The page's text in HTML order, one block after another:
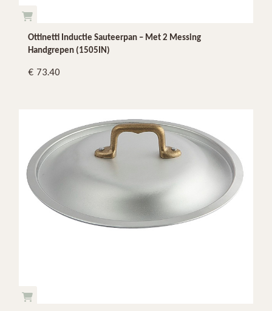
Ottinetti Inductie Sauteerpan – Met 2 Messing
Handgrepen (1505IN)
73.40